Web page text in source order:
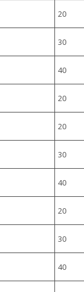
20
30
40
20
20
30
40
20
30
40